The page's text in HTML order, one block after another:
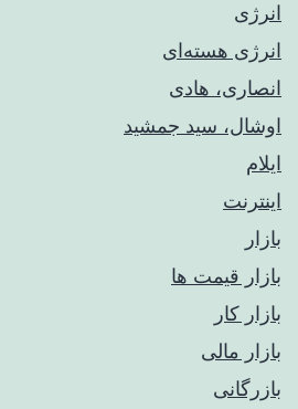
انرژی
انرژی هسته‌ای
انصاری، هادی
اوشال، سید جمشید
ایلام
اینترنت
بازار
بازار قیمت ها
بازار کار
بازار مالی
بازرگانی